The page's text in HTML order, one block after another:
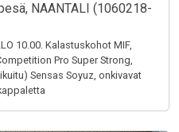
NAANTALI (1060218-
10.00. Kalastuskohot MIF,
Pro Super Strong,
Sensas Soyuz, onkivavat